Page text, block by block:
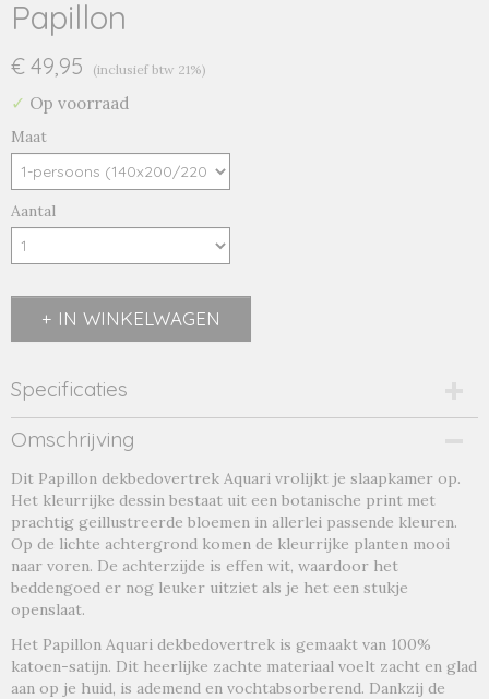
Papillon
€ 49,95 (inclusief btw 21%)
✓ Op voorraad
Maat
Aantal
IN WINKELWAGEN
Specificaties
Productcode
aquari-20895
Productcode leverancier
aquari
Omschrijving
Dit Papillon dekbedovertrek Aquari vrolijkt je slaapkamer op.
Het kleurrijke dessin bestaat uit een botanische print met
prachtig geillustreerde bloemen in allerlei passende kleuren.
Op de lichte achtergrond komen de kleurrijke planten mooi
naar voren. De achterzijde is effen wit, waardoor het
beddengoed er nog leuker uitziet als je het een stukje
openslaat.
Het Papillon Aquari dekbedovertrek is gemaakt van 100%
katoen-satijn. Dit heerlijke zachte materiaal voelt zacht en glad
aan op je huid, is ademend en vochtabsorberend. Dankzij de